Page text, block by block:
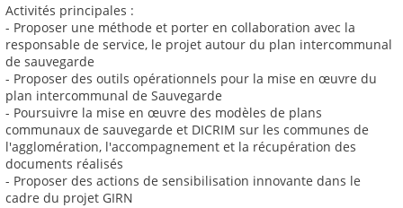
Activités principales :
- Proposer une méthode et porter en collaboration avec la
responsable de service, le projet autour du plan intercommunal
de sauvegarde
- Proposer des outils opérationnels pour la mise en œuvre du
plan intercommunal de Sauvegarde
- Poursuivre la mise en œuvre des modèles de plans
communaux de sauvegarde et DICRIM sur les communes de
l'agglomération, l'accompagnement et la récupération des
documents réalisés
- Proposer des actions de sensibilisation innovante dans le
cadre du projet GIRN